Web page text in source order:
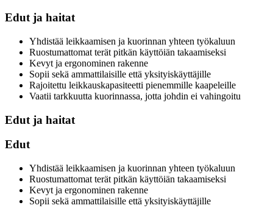
Edut ja haitat
Yhdistää leikkaamisen ja kuorinnan yhteen työkaluun
Ruostumattomat terät pitkän käyttöiän takaamiseksi
Kevyt ja ergonominen rakenne
Sopii sekä ammattilaisille että yksityiskäyttäjille
Rajoitettu leikkauskapasiteetti pienemmille kaapeleille
Vaatii tarkkuutta kuorinnassa, jotta johdin ei vahingoitu
Edut ja haitat
Edut
Yhdistää leikkaamisen ja kuorinnan yhteen työkaluun
Ruostumattomat terät pitkän käyttöiän takaamiseksi
Kevyt ja ergonominen rakenne
Sopii sekä ammattilaisille että yksityiskäyttäjille